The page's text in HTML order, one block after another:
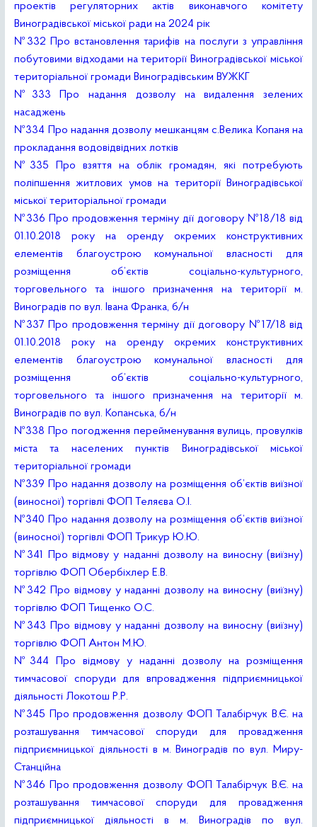
проектів регуляторних актів виконавчого комітету
Виноградівської міської ради на 2024 рік
№332 Про встановлення тарифів на послуги з управління
побутовими відходами на території Виноградівської міської
територіальної громади Виноградівським ВУЖКГ
№333 Про надання дозволу на видалення зелених
насаджень
№334 Про надання дозволу мешканцям с.Велика Копаня на
прокладання водовідвідних лотків
№335 Про взяття на облік громадян, які потребують
поліпшення житлових умов на території Виноградівської
міської територіальної громади
№336 Про продовження терміну дії договору №18/18 від
01.10.2018 року на оренду окремих конструктивних
елементів благоустрою комунальної власності для
розміщення об’єктів соціально-культурного,
торговельного та іншого призначення на території м.
Виноградів по вул. Івана Франка, б/н
№337 Про продовження терміну дії договору №17/18 від
01.10.2018 року на оренду окремих конструктивних
елементів благоустрою комунальної власності для
розміщення об’єктів соціально-культурного,
торговельного та іншого призначення на території м.
Виноградів по вул. Копанська, б/н
№338 Про погодження перейменування вулиць, провулків
міста та населених пунктів Виноградівської міської
територіальної громади
№339 Про надання дозволу на розміщення об’єктів виїзної
(виносної) торгівлі ФОП Теляєва О.І.
№340 Про надання дозволу на розміщення об’єктів виїзної
(виносної) торгівлі ФОП Трикур Ю.Ю.
№341 Про відмову у наданні дозволу на виносну (виїзну)
торгівлю ФОП Обербіхлер Е.В.
№342 Про відмову у наданні дозволу на виносну (виїзну)
торгівлю ФОП Тищенко О.С.
№343 Про відмову у наданні дозволу на виносну (виїзну)
торгівлю ФОП Антон М.Ю.
№344 Про відмову у наданні дозволу на розміщення
тимчасової споруди для впровадження підприємницької
діяльності Локотош Р.Р.
№345 Про продовження дозволу ФОП Талабірчук В.Є. на
розташування тимчасової споруди для провадження
підприємницької діяльності в м. Виноградів по вул. Миру-
Станційна
№346 Про продовження дозволу ФОП Талабірчук В.Є. на
розташування тимчасової споруди для провадження
підприємницької діяльності в м. Виноградів по вул.